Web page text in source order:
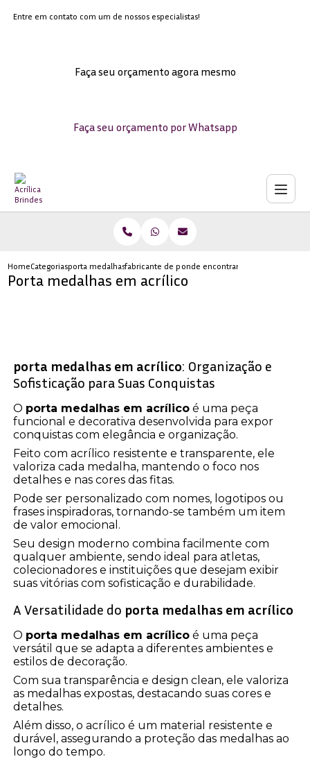
Entre em contato com um de nossos especialistas!
Faça seu orçamento agora mesmo
Faça seu orçamento por Whatsapp
HomeCategoriasporta medalhas acrilicofabricante de porta celularesonde encontrar porta celular de
Porta medalhas em acrílico
porta medalhas em acrílico: Organização e
Sofisticação para Suas Conquistas
O porta medalhas em acrílico é uma peça
funcional e decorativa desenvolvida para expor
conquistas com elegância e organização.
Feito com acrílico resistente e transparente, ele
valoriza cada medalha, mantendo o foco nos
detalhes e nas cores das fitas.
Pode ser personalizado com nomes, logotipos ou
frases inspiradoras, tornando-se também um item
de valor emocional.
Seu design moderno combina facilmente com
qualquer ambiente, sendo ideal para atletas,
colecionadores e instituições que desejam exibir
suas vitórias com sofisticação e durabilidade.
A Versatilidade do porta medalhas em acrílico
O porta medalhas em acrílico é uma peça
versátil que se adapta a diferentes ambientes e
estilos de decoração.
Com sua transparência e design clean, ele valoriza
as medalhas expostas, destacando suas cores e
detalhes.
Além disso, o acrílico é um material resistente e
durável, assegurando a proteção das medalhas ao
longo do tempo.